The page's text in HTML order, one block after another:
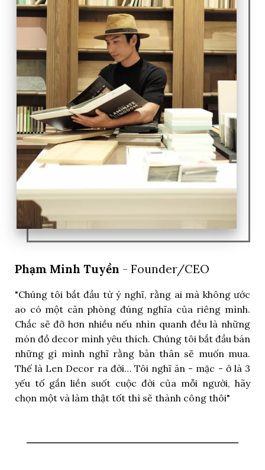
Phạm Minh Tuyền - Founder/CEO
"Chúng tôi bắt đầu từ ý nghĩ, rằng ai mà không ước
ao có một căn phòng đúng nghĩa của riêng mình.
Chắc sẽ đỡ hơn nhiều nếu nhìn quanh đều là những
món đồ decor mình yêu thích. Chúng tôi bắt đầu bán
những gì mình nghĩ rằng bản thân sẽ muốn mua.
Thế là Len Decor ra đời… Tôi nghĩ ăn - mặc - ở là 3
yếu tố gắn liền suốt cuộc đời của mỗi người, hãy
chọn một và làm thật tốt thì sẽ thành công thôi"